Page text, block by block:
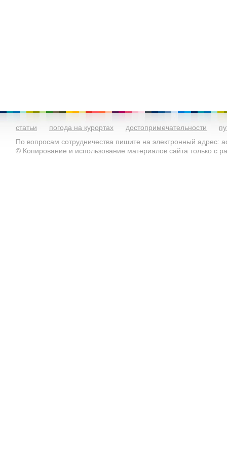
статьи погода на курортах достопримечательности
По вопросам сотрудничества пишите на электронный адрес:
© Копирование и использование материалов сайта только с